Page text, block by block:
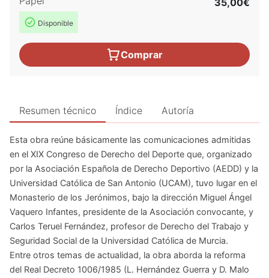
Disponible
35,00€
Comprar
Resumen técnico Índice Autoría
Esta obra reúne básicamente las comunicaciones admitidas
en el XIX Congreso de Derecho del Deporte que, organizado
por la Asociación Española de Derecho Deportivo (AEDD) y la
Universidad Católica de San Antonio (UCAM), tuvo lugar en el
Monasterio de los Jerónimos, bajo la dirección Miguel Ángel
Vaquero Infantes, presidente de la Asociación convocante, y
Carlos Teruel Fernández, profesor de Derecho del Trabajo y
Seguridad Social de la Universidad Católica de Murcia.
Entre otros temas de actualidad, la obra aborda la reforma
del Real Decreto 1006/1985 (L. Hernández Guerra y D. Malo